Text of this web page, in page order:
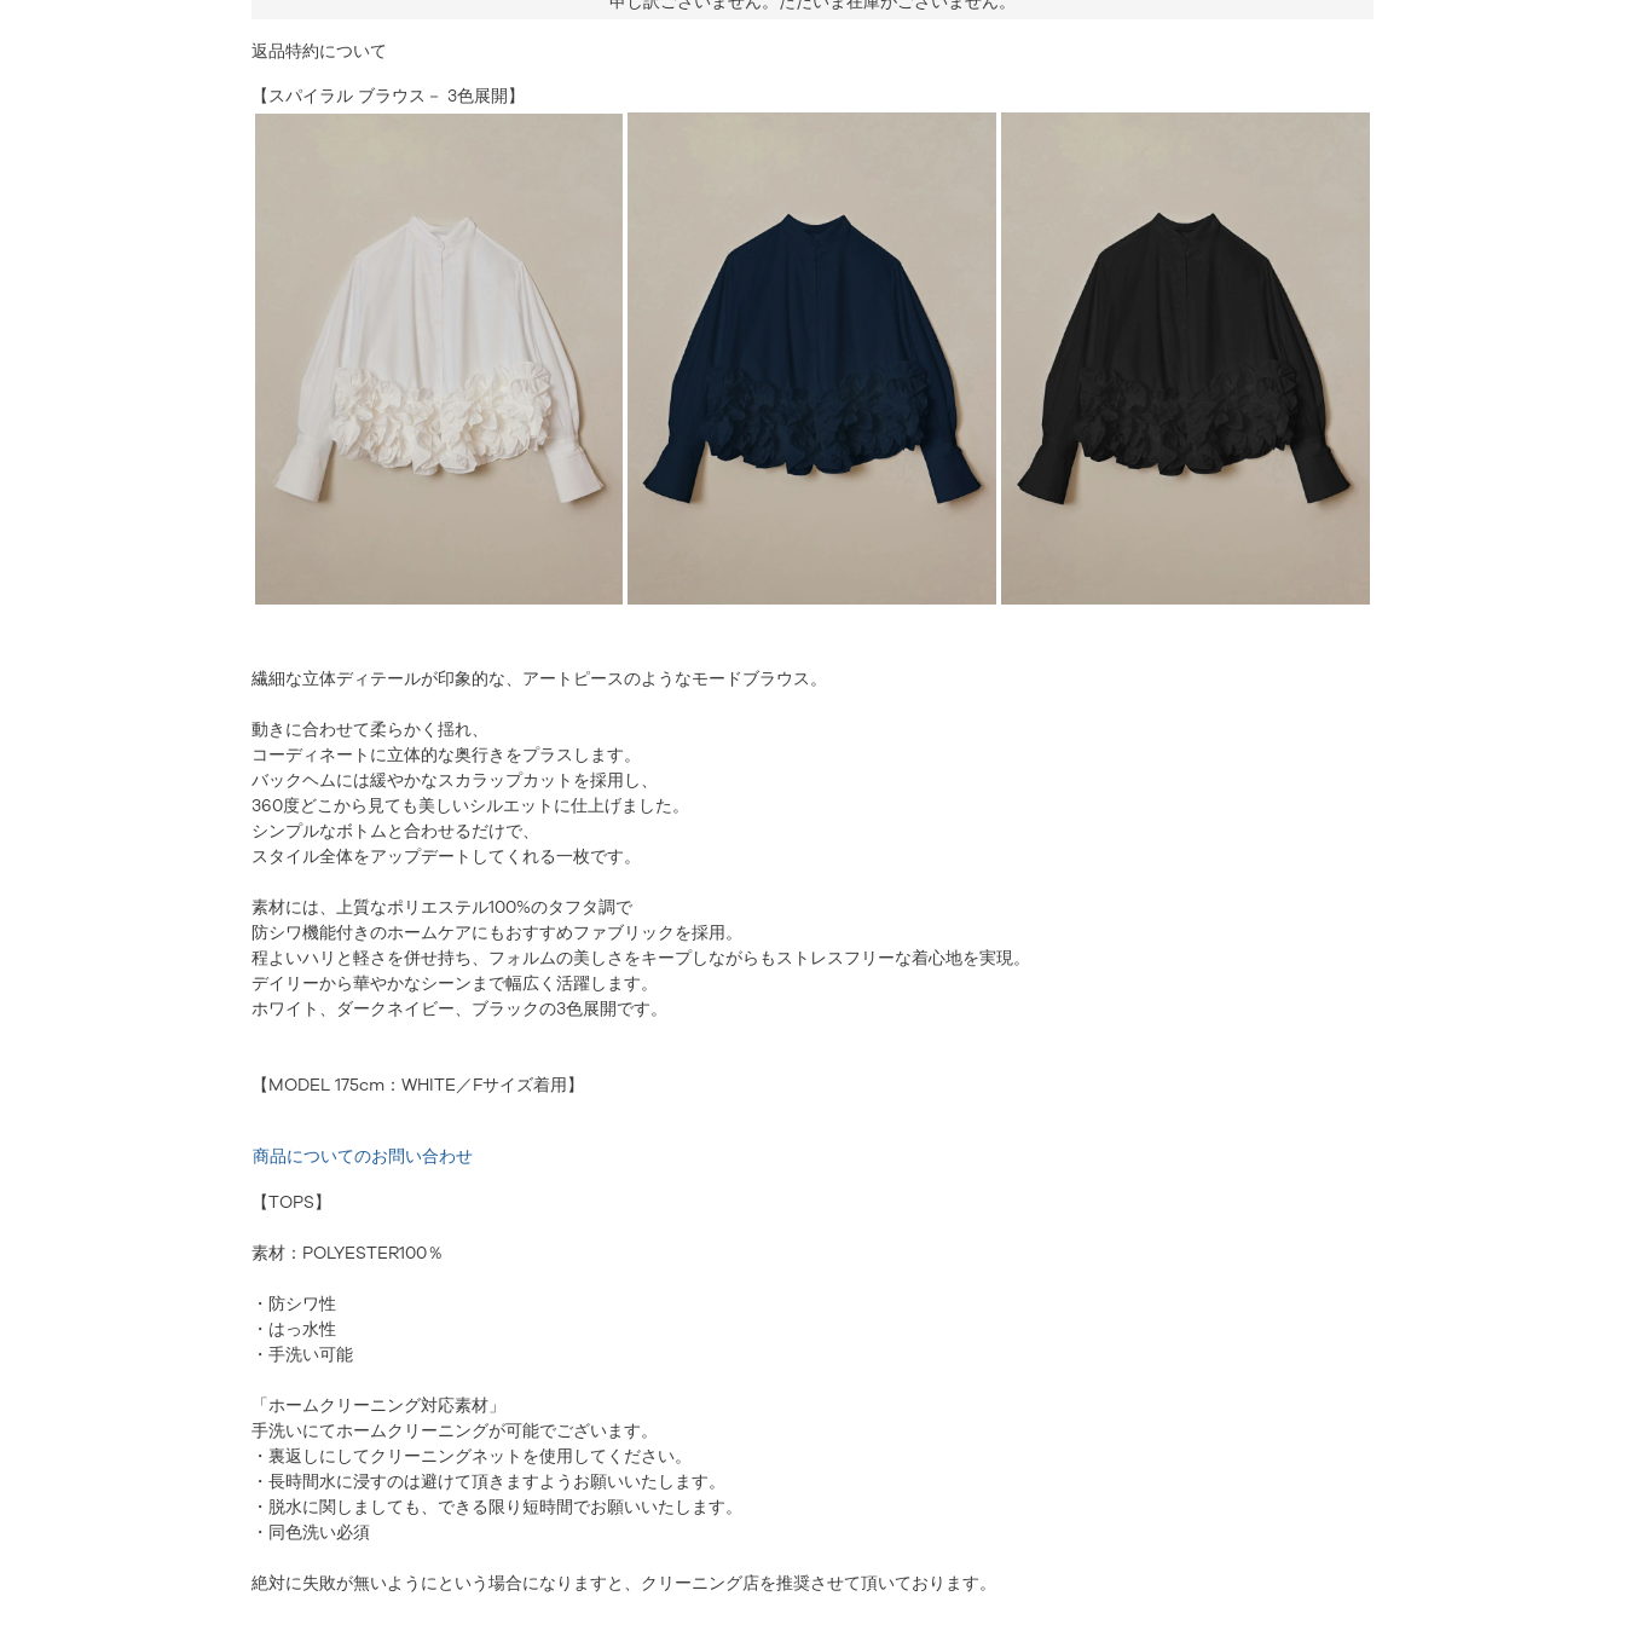
返品特約について
【スパイラル ブラウス－ 3色展開】
繊細な立体ディテールが印象的な、アートピースのようなモードブラウス。
動きに合わせて柔らかく揺れ、
コーディネートに立体的な奥行きをプラスします。
バックヘムには緩やかなスカラップカットを採用し、
360度どこから見ても美しいシルエットに仕上げました。
シンプルなボトムと合わせるだけで、
スタイル全体をアップデートしてくれる一枚です。
素材には、上質なポリエステル100%のタフタ調で
防シワ機能付きのホームケアにもおすすめファブリックを採用。
程よいハリと軽さを併せ持ち、フォルムの美しさをキープしながらもストレスフリーな着心地を実現。
デイリーから華やかなシーンまで幅広く活躍します。
ホワイト、ダークネイビー、ブラックの3色展開です。
【MODEL 175cm：WHITE／Fサイズ着用】
商品についてのお問い合わせ
【TOPS】
素材：POLYESTER100％
・防シワ性
・はっ水性
・手洗い可能
「ホームクリーニング対応素材」
手洗いにてホームクリーニングが可能でございます。
・裏返しにしてクリーニングネットを使用してください。
・長時間水に浸すのは避けて頂きますようお願いいたします。
・脱水に関しましても、できる限り短時間でお願いいたします。
・同色洗い必須
絶対に失敗が無いようにという場合になりますと、クリーニング店を推奨させて頂いております。